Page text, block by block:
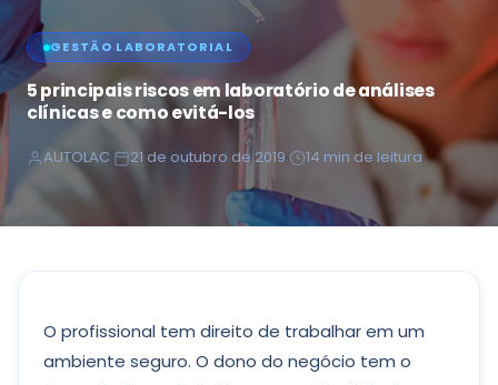
GESTÃO LABORATORIAL
5 principais riscos em laboratório de análises
clínicas e como evitá-los
AUTOLAC 21 de outubro de 2019 14 min de leitura
O profissional tem direito de trabalhar em um
ambiente seguro. O dono do negócio tem o